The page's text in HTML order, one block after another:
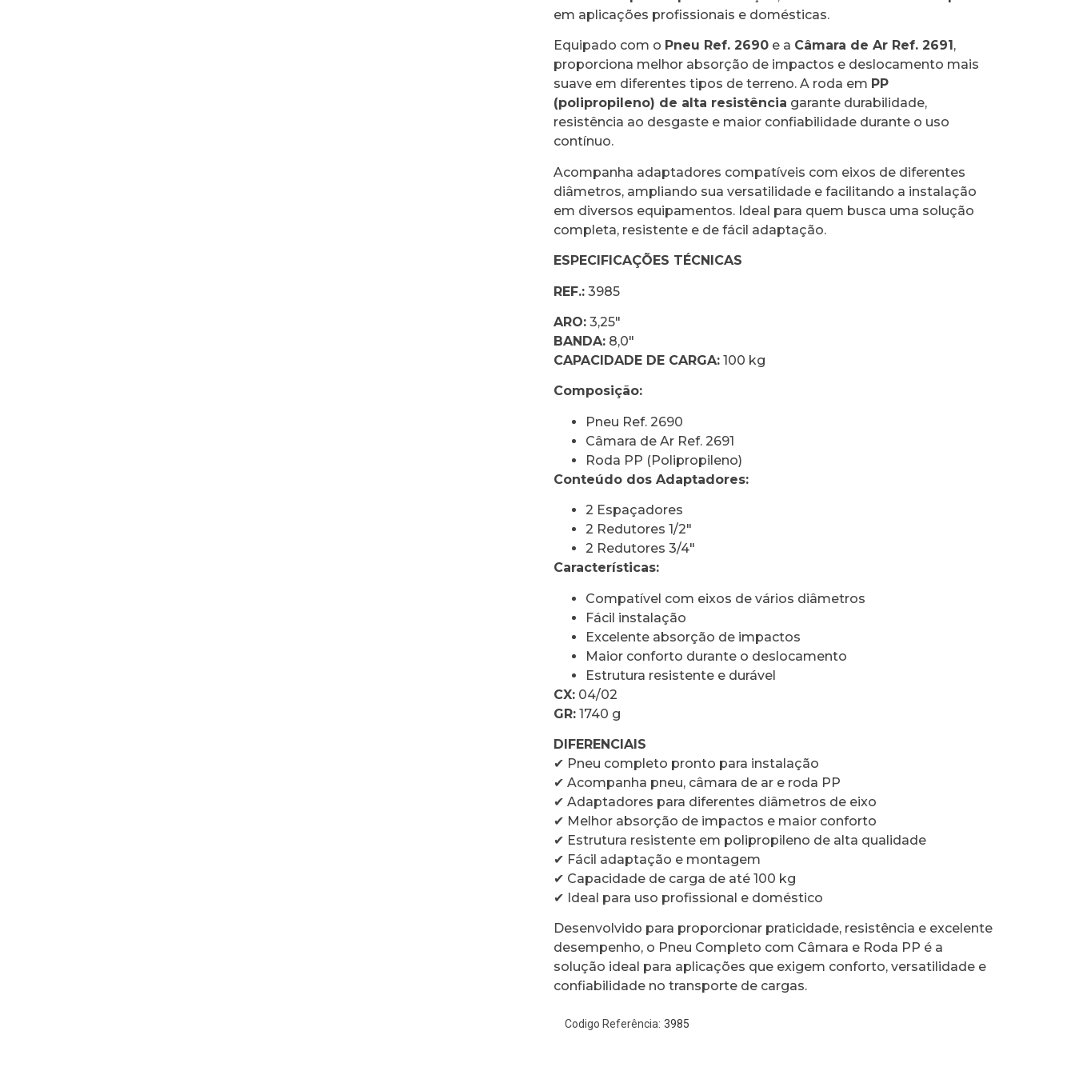
em aplicações profissionais e domésticas.
Equipado com o Pneu Ref. 2690 e a Câmara de Ar Ref. 2691 ,
proporciona melhor absorção de impactos e deslocamento mais
suave em diferentes tipos de terreno. A roda em PP
(polipropileno) de alta resistência garante durabilidade,
resistência ao desgaste e maior confiabilidade durante o uso
contínuo.
Acompanha adaptadores compatíveis com eixos de diferentes
diâmetros, ampliando sua versatilidade e facilitando a instalação
em diversos equipamentos. Ideal para quem busca uma solução
completa, resistente e de fácil adaptação.
ESPECIFICAÇÕES TÉCNICAS
REF.: 3985
ARO: 3,25″
BANDA: 8,0″
CAPACIDADE DE CARGA: 100 kg
Composição:
Pneu Ref. 2690
Câmara de Ar Ref. 2691
Roda PP (Polipropileno)
Conteúdo dos Adaptadores:
2 Espaçadores
2 Redutores 1/2″
2 Redutores 3/4″
Características:
Compatível com eixos de vários diâmetros
Fácil instalação
Excelente absorção de impactos
Maior conforto durante o deslocamento
Estrutura resistente e durável
CX: 04/02
GR: 1740 g
DIFERENCIAIS
✔ Pneu completo pronto para instalação
✔ Acompanha pneu, câmara de ar e roda PP
✔ Adaptadores para diferentes diâmetros de eixo
✔ Melhor absorção de impactos e maior conforto
✔ Estrutura resistente em polipropileno de alta qualidade
✔ Fácil adaptação e montagem
✔ Capacidade de carga de até 100 kg
✔ Ideal para uso profissional e doméstico
Desenvolvido para proporcionar praticidade, resistência e excelente
desempenho, o Pneu Completo com Câmara e Roda PP é a
solução ideal para aplicações que exigem conforto, versatilidade e
confiabilidade no transporte de cargas.
Codigo Referência: 3985